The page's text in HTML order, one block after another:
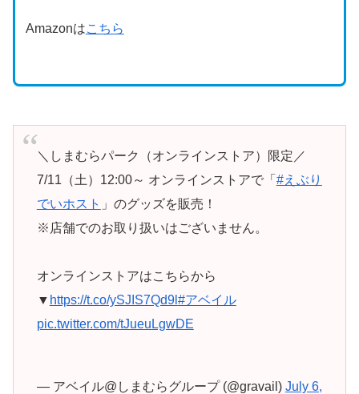
Amazonはこちら
＼しまむらパーク（オンラインストア）限定／
7/11（土）12:00～ オンラインストアで「 #えぶり
でいホスト 」のグッズを販売！
※店舗でのお取り扱いはございません。
オンラインストアはこちらから
▼ https://t.co/ySJIS7Qd9l #アベイル
pic.twitter.com/tJueuLgwDE
— アベイル@しまむらグループ (@gravail) July 6,